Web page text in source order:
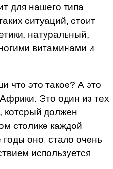
для нашего типа
ситуаций, стоит
натуральный,
витаминами и
что это такое? А это
Это один из тех
который должен
столике каждой
оно, стало очень
используется